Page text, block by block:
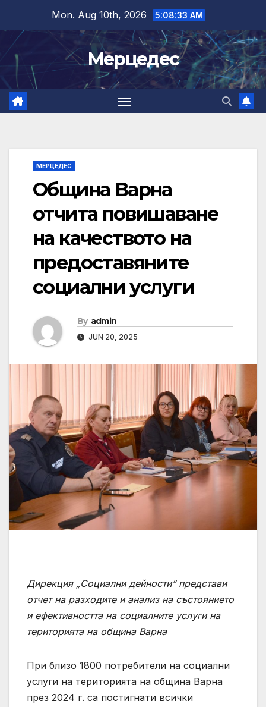
content
Mon. Aug 10th, 2026 5:08:34 AM
Мерцедес
МЕРЦЕДЕС
Община Варна
отчита повишаване
на качеството на
предоставяните
социални услуги
By admin
JUN 20, 2025
Дирекция „Социални дейности“ представи
отчет на разходите и анализ на състоянието
и ефективността на социалните услуги на
територията на община Варна
При близо 1800 потребители на социални
услуги на територията на община Варна
през 2024 г. са постигнати всички